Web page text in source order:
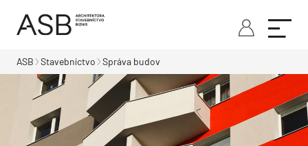
ASB Stavebníctvo Správa budov